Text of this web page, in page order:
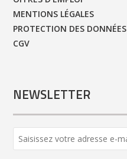
MENTIONS LÉGALES
PROTECTION DES DONNÉES
CGV
NEWSLETTER